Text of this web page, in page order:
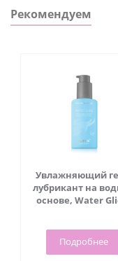
Рекомендуем
Увлажняющий
лубрикант на
основе, Water
Подробнее